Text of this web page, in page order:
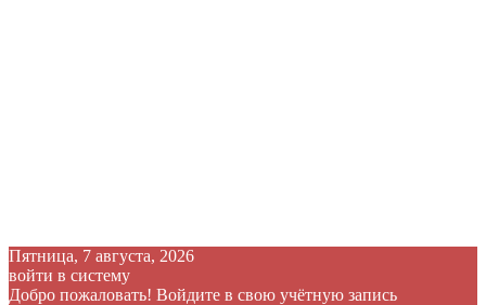
Пятница, 7 августа, 2026
войти в систему
Добро пожаловать! Войдите в свою учётную запись